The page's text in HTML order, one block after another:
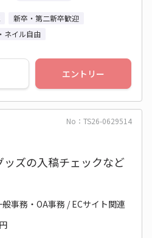
新卒・第二新卒歓迎
ネイル自由
エントリー
No：TS26-0629514
ッズの入稿チェックなど
事務・OA事務 / ECサイト関連